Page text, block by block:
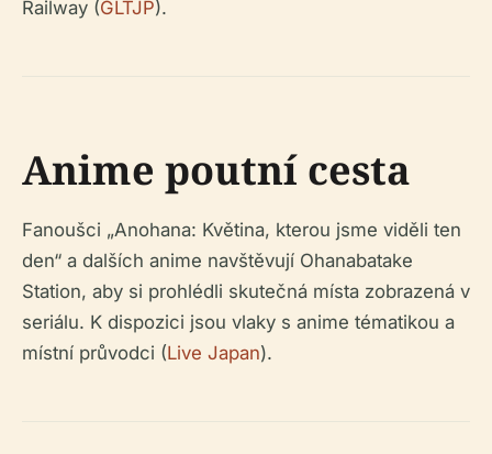
Railway (GLTJP).
Anime poutní cesta
Fanoušci „Anohana: Květina, kterou jsme viděli ten
den“ a dalších anime navštěvují Ohanabatake
Station, aby si prohlédli skutečná místa zobrazená v
seriálu. K dispozici jsou vlaky s anime tématikou a
místní průvodci (Live Japan).